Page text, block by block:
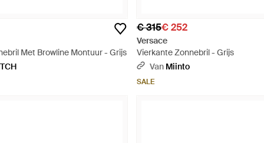
Met Browline Montuur - Grijs
€ 315€ 252
Versace
Vierkante Zonnebril - Grijs
Van Miinto
SALE